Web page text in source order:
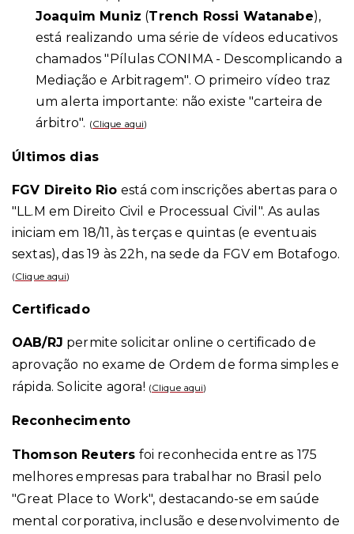
Joaquim Muniz (Trench Rossi Watanabe),
está realizando uma série de vídeos educativos
chamados "Pílulas CONIMA - Descomplicando a
Mediação e Arbitragem". O primeiro vídeo traz
um alerta importante: não existe "carteira de
árbitro". (Clique aqui)
Últimos dias
FGV Direito Rio está com inscrições abertas para o
"LL.M em Direito Civil e Processual Civil". As aulas
iniciam em 18/11, às terças e quintas (e eventuais
sextas), das 19 às 22h, na sede da FGV em Botafogo.
(Clique aqui)
Certificado
OAB/RJ permite solicitar online o certificado de
aprovação no exame de Ordem de forma simples e
rápida. Solicite agora! (Clique aqui)
Reconhecimento
Thomson Reuters foi reconhecida entre as 175
melhores empresas para trabalhar no Brasil pelo
"Great Place to Work", destacando-se em saúde
mental corporativa, inclusão e desenvolvimento de